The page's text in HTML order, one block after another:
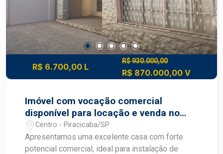
R$ 6.700,00 L
R$ 930.000,00
R$ 870.000,00 V
Imóvel com vocação comercial
disponível para locação e venda no
Centro de Piracicaba SP
Centro - Piracicaba/SP
Apresentamos uma excelente casa com forte
potencial comercial, ideal para instalação de